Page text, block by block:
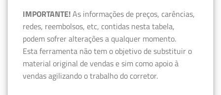
IMPORTANTE!As informações de preços, carências,
redes, reembolsos, etc, contidas nesta tabela,
podem sofrer alterações a qualquer momento.
Esta ferramenta não tem o objetivo de substituir o
material original de vendas e sim como apoio à
vendas agilizando o trabalho do corretor.